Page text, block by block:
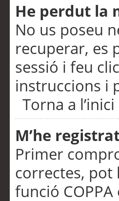
He perdut la
No us poseu
recuperar, es
sessió i feu
instruccions i
Torna a l’inici
M’he
Primer
correctes, pot
funció